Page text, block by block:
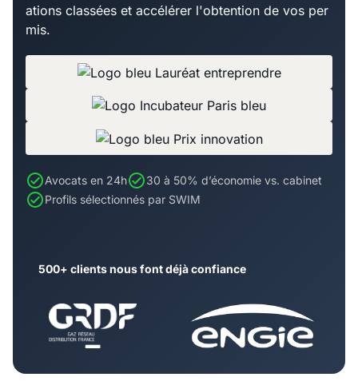
ations classées et accélérer l'obtention de vos per
mis.
Avocats en 24h
30 à 50% d’économie vs. cabinet
Profils sélectionnés par SWIM
500+ clients nous font déjà confiance